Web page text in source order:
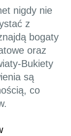
nigdy nie
z
bogaty
oraz
Bukiety
są
co